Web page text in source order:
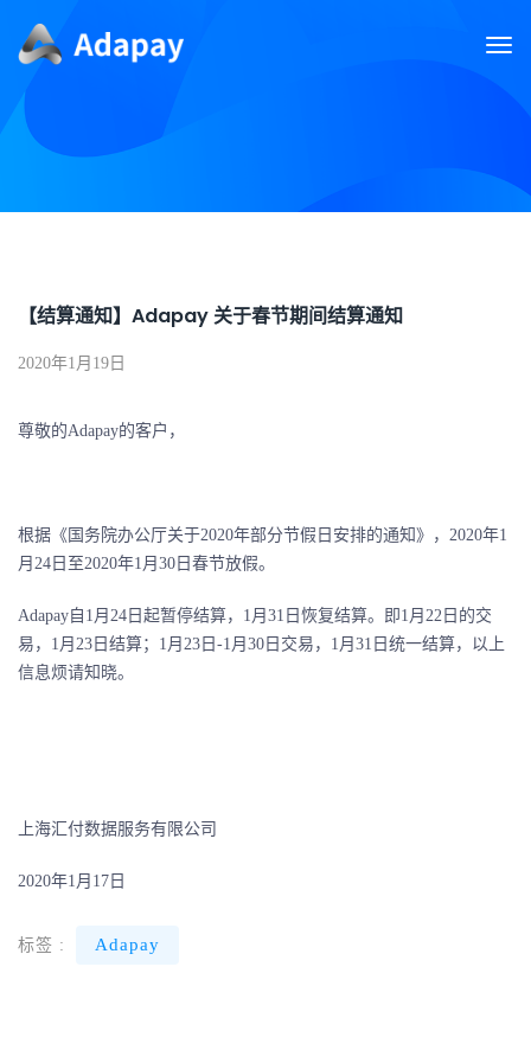
【结算通知】Adapay 关于春节期间结算通知
2020年1月19日
尊敬的Adapay的客户，
根据《国务院办公厅关于2020年部分节假日安排的通知》，2020年1
月24日至2020年1月30日春节放假。
Adapay自1月24日起暂停结算，1月31日恢复结算。即1月22日的交
易，1月23日结算；1月23日-1月30日交易，1月31日统一结算，以上
信息烦请知晓。
上海汇付数据服务有限公司
2020年1月17日
标签 : Adapay